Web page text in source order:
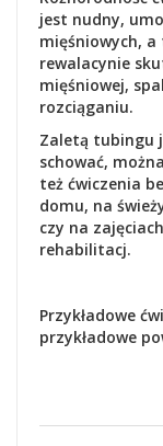
jest nudny,
mięśniowych,
rewalacynie
mięśniowej,
rozciąganiu.
Zaletą tubingu
schować,
też ćwiczenia
domu, na
czy na
rehabilitacj.
Przykładowe
przykładowe